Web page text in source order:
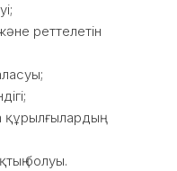
реттелетін
құрылғылардың
болуы.